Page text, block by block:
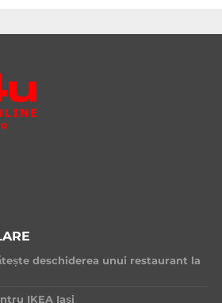
deschiderea unui restaurant la
IKEA Iași